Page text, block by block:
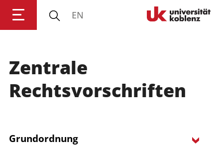
Forschung
Transfer
EN
Zentrale
Rechtsvorschriften
Grundordnung